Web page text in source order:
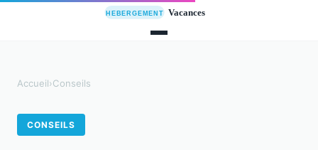
Accueil›Conseils
CONSEILS